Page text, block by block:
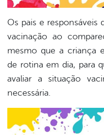
Os pais e responsáveis
vacinação ao
mesmo que a criança
de rotina em dia, para
avaliar a situação
necessária.